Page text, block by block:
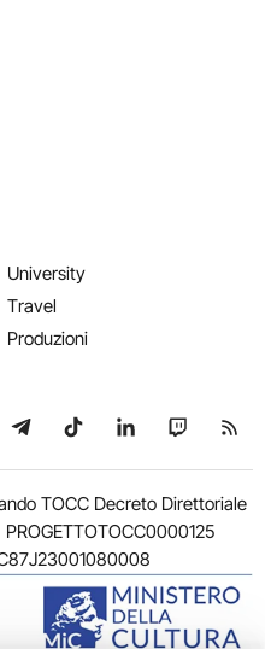
University
Travel
Produzioni
su WhatsApp
Seguici su Telegram
Seguici su TikTok
Seguici su
Seguici
TOCC Decreto Direttoriale